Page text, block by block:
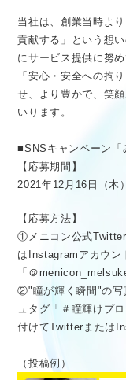
当社は、創業当時よ
貢献する」という想
にサービス提供に努
「安心・安全への拘
せ、より豊かで、笑
いります。
■SNSキャンペーン「
【応募期間】
2021年12月16日（木
【応募方法】
①メニコン公式
はInstagramアカウン
「＠
②"瞳が輝く瞬間"の写
ュタグ「＃瞳輝けプ
付けてTwitterまたは
（投稿例）